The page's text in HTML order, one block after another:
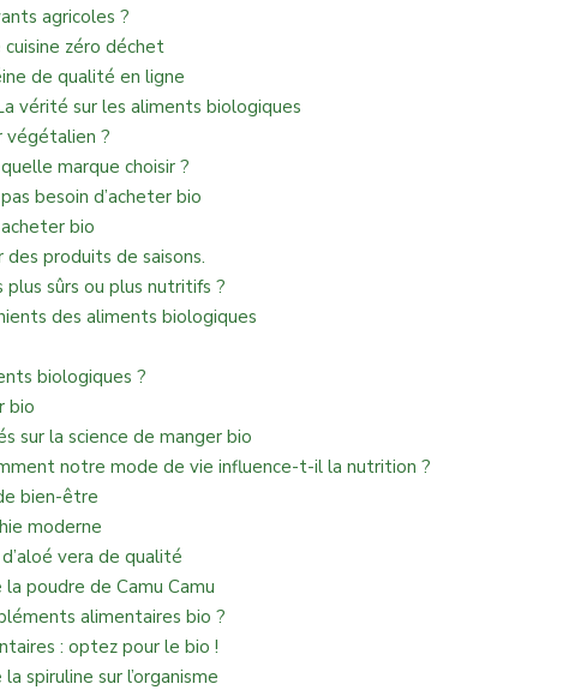
agricoles ?
zéro déchet
de qualité en ligne
vérité sur les aliments biologiques
végétalien ?
marque choisir ?
besoin d’acheter bio
bio
produits de saisons.
sûrs ou plus nutritifs ?
des aliments biologiques
biologiques ?
bio
sur la science de manger bio
notre mode de vie influence-t-il la nutrition ?
bien-être
moderne
vera de qualité
poudre de Camu Camu
alimentaires bio ?
: optez pour le bio !
spiruline sur l’organisme